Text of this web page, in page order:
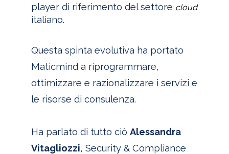
player di riferimento del settore cloud
italiano.
Questa spinta evolutiva ha portato
Maticmind a riprogrammare,
ottimizzare e razionalizzare i servizi e
le risorse di consulenza.
Ha parlato di tutto ciò Alessandra
Vitagliozzi, Security & Compliance